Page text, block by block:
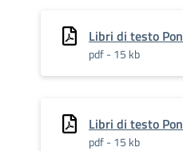
Libri di testo
pdf - 15 kb
Libri di testo
pdf - 15 kb